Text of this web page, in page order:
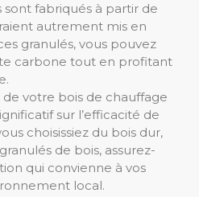
sont fabriqués à partir de
autrement mis en
granulés, vous pouvez
carbone tout en profitant
de votre bois de chauffage
sur l’efficacité de
choisissiez du bois dur,
de bois, assurez-
qui convienne à vos
local.